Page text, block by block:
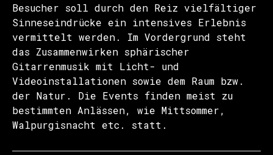
Besucher soll durch den Reiz vielfältiger
Sinneseindrücke ein intensives Erlebnis
vermittelt werden. Im Vordergrund steht
das Zusammenwirken sphärischer
Gitarrenmusik mit Licht- und
Videoinstallationen sowie dem Raum bzw.
der Natur. Die Events finden meist zu
bestimmten Anlässen, wie Mittsommer,
Walpurgisnacht etc. statt.